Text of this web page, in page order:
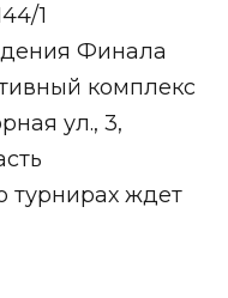
1
Финала
комплекс
ул., 3,
турнирах ждет